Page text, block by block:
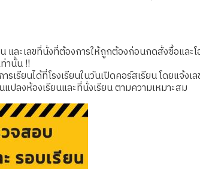
ละเลขที่นั่งที่ต้องการให้ถูกต้องก่อนกดสั่งซื้อและโ
านั้น !!
รเรียนได้ที่โรงเรียนในวันเปิดคอร์สเรียน โดยแจ้ง
ปลงห้องเรียนและที่นั่งเรียน ตามความเหมาะสม